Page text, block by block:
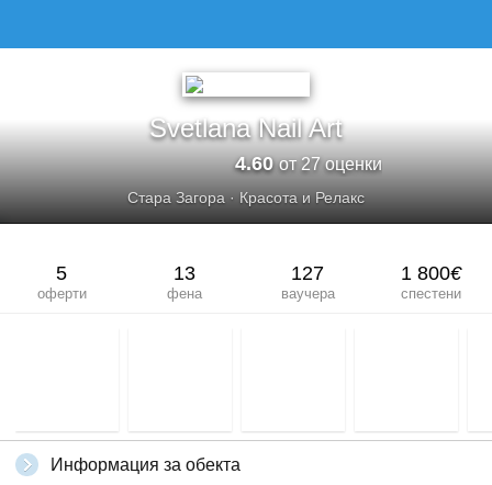
Svetlana Nail Art
4.60от 27 оценки
Стара Загора · Красота и Релакс
5
оферти
13
фена
127
ваучера
1 800€
спестени
Информация за обекта